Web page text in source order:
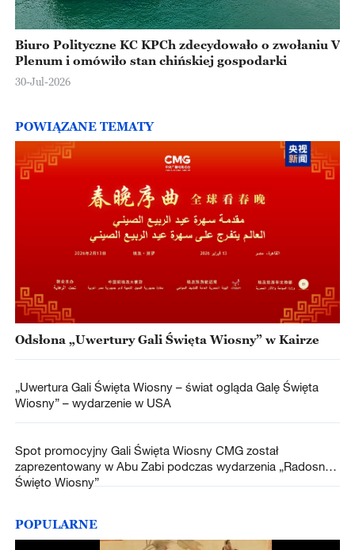
Biuro Polityczne KC KPCh zdecydowało o zwołaniu V
Plenum i omówiło stan chińskiej gospodarki
30-Jul-2026
POWIĄZANE TEMATY
Odsłona „Uwertury Gali Święta Wiosny” w Kairze
„Uwertura Gali Święta Wiosny – świat ogląda Galę Święta
Wiosny” – wydarzenie w USA
Spot promocyjny Gali Święta Wiosny CMG został
zaprezentowany w Abu Zabi podczas wydarzenia „Radosne
Święto Wiosny”
POPULARNE